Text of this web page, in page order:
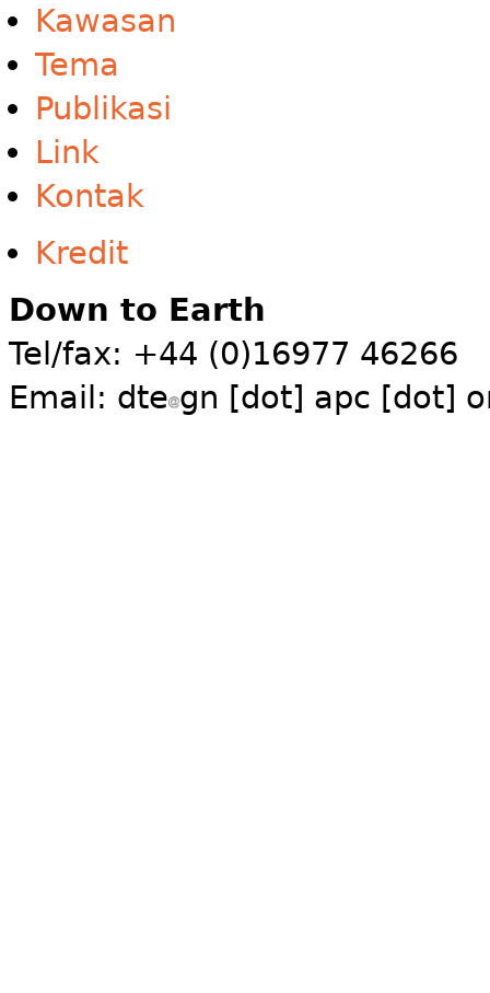
Kawasan
Tema
Publikasi
Link
Kontak
Kredit
Down to Earth
Tel/fax: +44 (0)16977 46266
Email: dte gn [dot] apc [dot]